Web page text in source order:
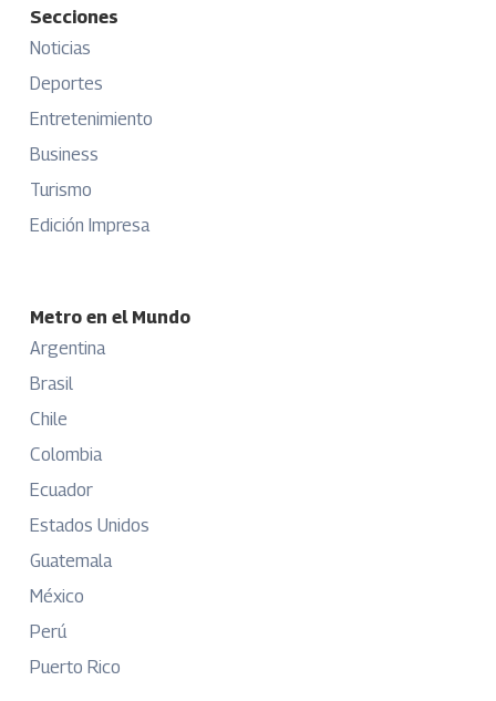
Secciones
Noticias
Deportes
Entretenimiento
Business
Turismo
Edición Impresa
Metro en el Mundo
Argentina
Brasil
Chile
Colombia
Ecuador
Estados Unidos
Guatemala
México
Perú
Puerto Rico